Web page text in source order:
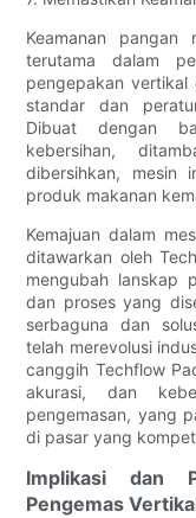
Keamanan
terutama dalam
pengepakan vertikal
standar dan
Dibuat dengan
kebersihan,
dibersihkan, mesin
produk makanan
Kemajuan dalam
ditawarkan oleh
mengubah lanskap
dan proses yang
serbaguna dan
telah merevolusi
canggih Techflow
akurasi, dan
pengemasan, yang
di pasar yang
Implikasi dan
Pengemas